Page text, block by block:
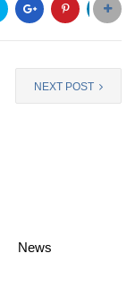
NEXT POST
News